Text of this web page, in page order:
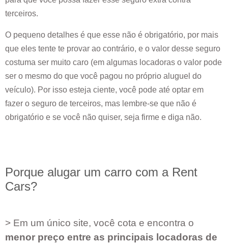
terceiros.
O pequeno detalhes é que esse não é obrigatório, por mais
que eles tente te provar ao contrário, e o valor desse seguro
costuma ser muito caro (em algumas locadoras o valor pode
ser o mesmo do que você pagou no próprio aluguel do
veículo). Por isso esteja ciente, você pode até optar em
fazer o seguro de terceiros, mas lembre-se que não é
obrigatório e se você não quiser, seja firme e diga não.
Porque alugar um carro com a Rent
Cars?
> Em um único site, você cota e encontra o
menor preço entre as principais locadoras de